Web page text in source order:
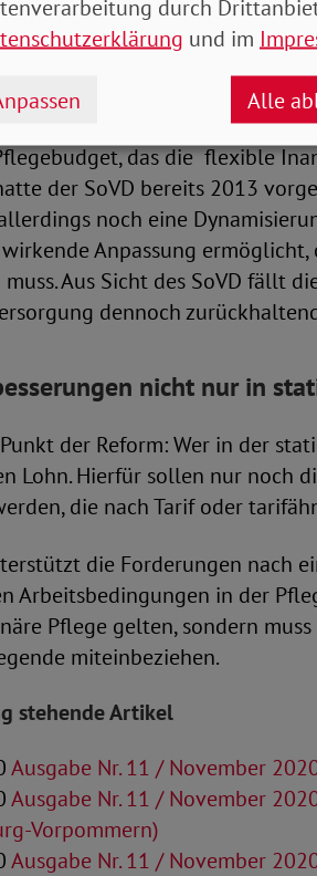
erreichen, dass Angehörige
ein jährliches
gezahlt werden. Wer
bekommen.
das die flexible
der SoVD bereits 2013
noch eine
Anpassung
Aus Sicht des SoVD fällt
dennoch
nicht nur in
der Reform: Wer in der
Lohn. Hierfür sollen nur noch
die nach Tarif oder
die Forderungen nach
Arbeitsbedingungen in der
Pflege gelten, sondern
miteinbeziehen.
stehende Artikel
Ausgabe Nr. 11 / November
Ausgabe Nr. 11 / November
Vorpommern)
Ausgabe Nr. 11 / November
durch
und im
Alle